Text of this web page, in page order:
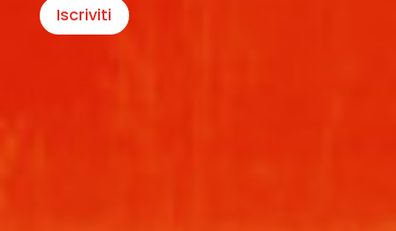
Iscriviti